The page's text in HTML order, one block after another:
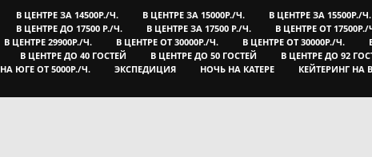
В ЦЕНТРЕ ЗА 14500Р./Ч. В ЦЕНТРЕ ЗА 15000Р./Ч. В ЦЕНТРЕ ЗА 15500Р./Ч.
В ЦЕНТРЕ ДО 17500 Р./Ч. В ЦЕНТРЕ ЗА 17500 Р./Ч. В ЦЕНТРЕ ОТ 17500Р./
В ЦЕНТРЕ 29900Р./Ч. В ЦЕНТРЕ ОТ 30000Р./Ч. В ЦЕНТРЕ ОТ 30000Р./Ч.
В ЦЕНТРЕ ДО 40 ГОСТЕЙ В ЦЕНТРЕ ДО 50 ГОСТЕЙ В ЦЕНТРЕ ДО 92
НА ЮГЕ ОТ 5000Р./Ч. ЭКСПЕДИЦИЯ НОЧЬ НА КАТЕРЕ КЕЙТЕРИНГ НА